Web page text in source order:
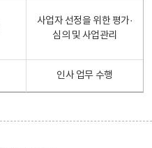
사업자 선정을 위한 평가·
심의 및 사업관리
인사 업무 수행